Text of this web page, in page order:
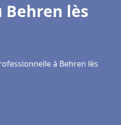
Behren lès
à Behren lès